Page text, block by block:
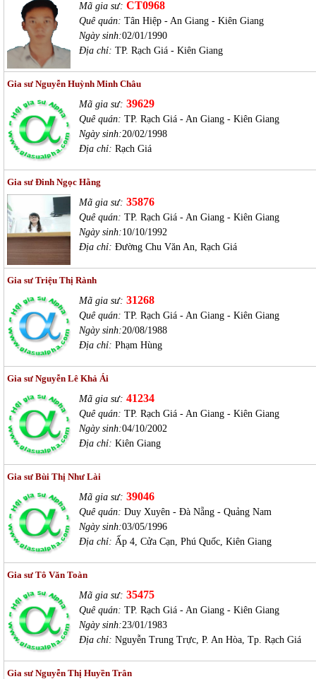
Mã gia sư: CT0968
Quê quán: Tân Hiệp - An Giang - Kiên Giang
Ngày sinh:02/01/1990
Địa chỉ: TP. Rạch Giá - Kiên Giang
Gia sư Nguyễn Huỳnh Minh Châu
Mã gia sư: 39629
Quê quán: TP. Rạch Giá - An Giang - Kiên Giang
Ngày sinh:20/02/1998
Địa chỉ: Rạch Giá
Gia sư Đinh Ngọc Hằng
Mã gia sư: 35876
Quê quán: TP. Rạch Giá - An Giang - Kiên Giang
Ngày sinh:10/10/1992
Địa chỉ: Đường Chu Văn An, Rạch Giá
Gia sư Triệu Thị Rành
Mã gia sư: 31268
Quê quán: TP. Rạch Giá - An Giang - Kiên Giang
Ngày sinh:20/08/1988
Địa chỉ: Phạm Hùng
Gia sư Nguyễn Lê Khả Ái
Mã gia sư: 41234
Quê quán: TP. Rạch Giá - An Giang - Kiên Giang
Ngày sinh:04/10/2002
Địa chỉ: Kiên Giang
Gia sư Bùi Thị Như Lài
Mã gia sư: 39046
Quê quán: Duy Xuyên - Đà Nẵng - Quảng Nam
Ngày sinh:03/05/1996
Địa chỉ: Ấp 4, Cửa Cạn, Phú Quốc, Kiên Giang
Gia sư Tô Văn Toàn
Mã gia sư: 35475
Quê quán: TP. Rạch Giá - An Giang - Kiên Giang
Ngày sinh:23/01/1983
Địa chỉ: Nguyễn Trung Trực, P. An Hòa, Tp. Rạch Giá
Gia sư Nguyễn Thị Huyền Trân